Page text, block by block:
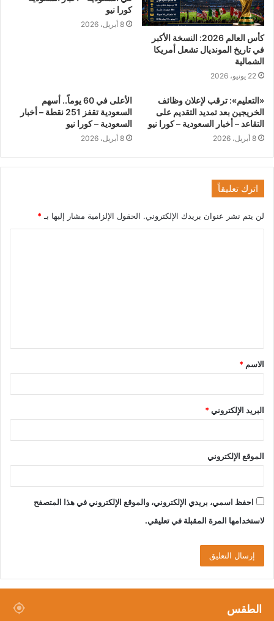
كأس العالم 2026: النسخة الأكبر
في تاريخ المونديال تشعل أمريكا
الشمالية
22 يونيو، 2026
كورا نيو
8 أبريل، 2026
«التعليم»: ترقب لإعلان وظائف
الخريجين بعد تمديد التقديم على
التقاعد – أخبار السعودية – كورا نيو
8 أبريل، 2026
الأعلى في 60 يوماً.. أسهم
السعودية تقفز 251 نقطة – أخبار
السعودية – كورا نيو
8 أبريل، 2026
اترك تعليقاً
لن يتم نشر عنوان بريدك الإلكتروني. الحقول الإلزامية مشار إليها بـ*
الاسم *
البريد الإلكتروني*
الموقع الإلكتروني
احفظ اسمي، بريدي الإلكتروني، والموقع الإلكتروني في هذا المتصفح
لاستخدامها المرة المقبلة في تعليقي.
الطقس